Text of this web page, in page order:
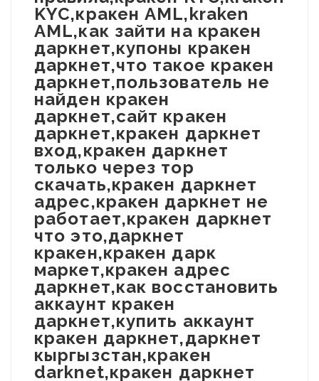
KYC,кракен AML,kraken
AML,как зайти на кракен
даркнет,купоны кракен
даркнет,что такое кракен
даркнет,пользователь не
найден кракен
даркнет,сайт кракен
даркнет,кракен даркнет
вход,кракен даркнет
только через тор
скачать,кракен даркнет
адрес,кракен даркнет не
работает,кракен даркнет
что это,даркнет
кракен,кракен дарк
маркет,кракен адрес
даркнет,как восстановить
аккаунт кракен
даркнет,купить аккаунт
кракен даркнет,даркнет
кыргызстан,кракен
darknet,кракен даркнет